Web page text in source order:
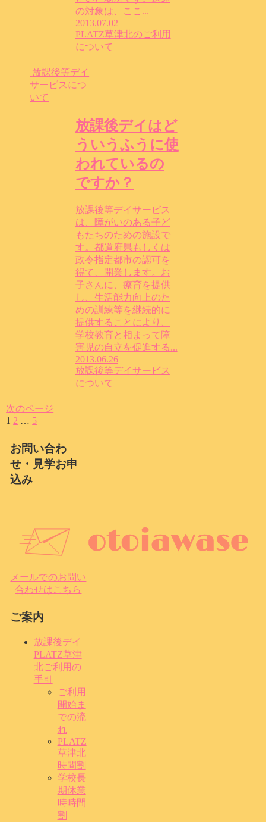
の対象は、ここ...
2013.07.02
PLATZ草津北のご利用
について
放課後等デイ
サービスにつ
いて
放課後デイはど
ういうふうに使
われているの
ですか？
放課後等デイサービス
は、障がいのある子ど
もたちのための施設で
す。都道府県もしくは
政令指定都市の認可を
得て、開業します。お
子さんに、療育を提供
し、生活能力向上のた
めの訓練等を継続的に
提供することにより、
学校教育と相まって障
害児の自立を促進する...
2013.06.26
放課後等デイサービス
について
次のページ
1 2 … 5次
お問い合わ
せ・見学お申
込み
メールでのお問い
合わせはこちら
ご案内
放課後デイ
PLATZ草津
北ご利用の
手引
ご利用
開始ま
での流
れ
PLATZ
草津北
時間割
学校長
期休業
時時間
割